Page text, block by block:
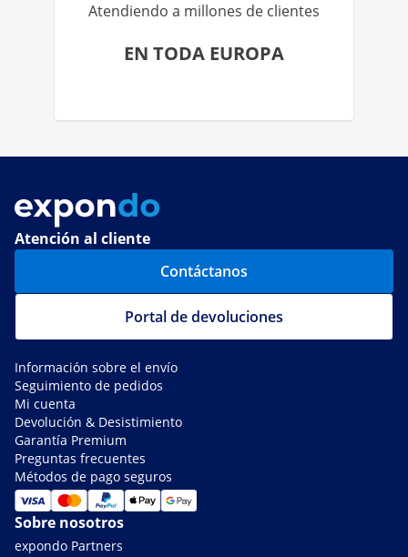
Atendiendo a millones de clientes
EN TODA EUROPA
Atención al cliente
Contáctanos
Portal de devoluciones
Información sobre el envío
Seguimiento de pedidos
Mi cuenta
Devolución & Desistimiento
Garantía Premium
Preguntas frecuentes
Métodos de pago seguros
Sobre nosotros
expondo Partners